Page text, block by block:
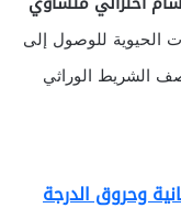
الحيوية للوصول إلى
الشريط الوراثي
وحروق الدرجة